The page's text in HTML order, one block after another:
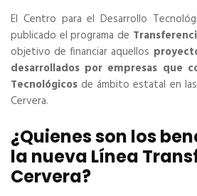
El Centro para el Desarrollo
publicado el programa de
objetivo de financiar aquellos
desarrollados por empresas que
Tecnológicos de ámbito estatal en
Cervera.
¿Quienes son los
la nueva Línea
Cervera?